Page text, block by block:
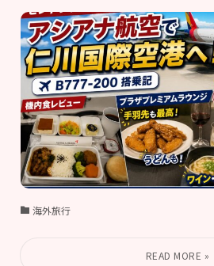
海外旅行